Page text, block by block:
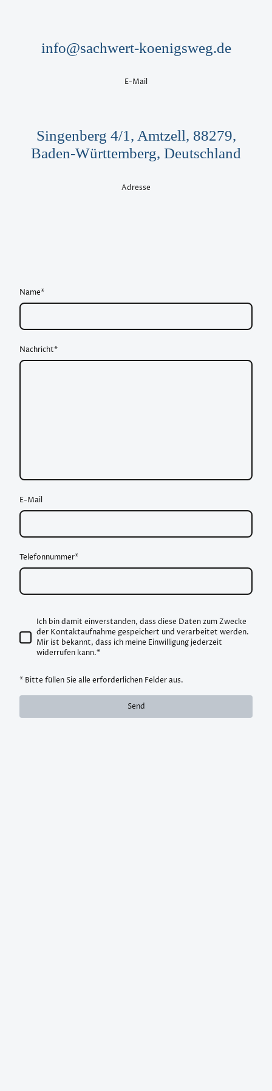
info@sachwert-koenigsweg.de
E-Mail
Singenberg 4/1, Amtzell, 88279,
Baden-Württemberg, Deutschland
Adresse
Name*
Nachricht*
E-Mail
Telefonnummer*
Ich bin damit einverstanden, dass diese Daten zum Zwecke
der Kontaktaufnahme gespeichert und verarbeitet werden.
Mir ist bekannt, dass ich meine Einwilligung jederzeit
widerrufen kann.*
* Bitte füllen Sie alle erforderlichen Felder aus.
Send